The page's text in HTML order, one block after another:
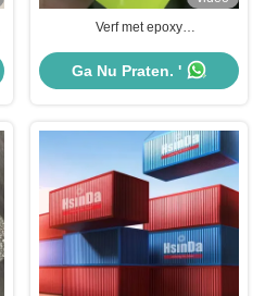
Verf met epoxy
Ga Nu Praten. '